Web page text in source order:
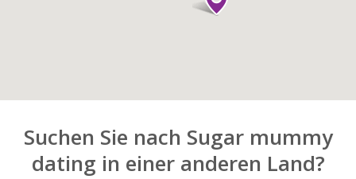
Suchen Sie nach Sugar mummy
dating in einer anderen Land?